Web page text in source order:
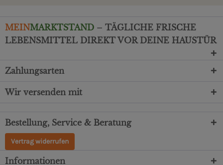
MEINMARKTSTAND – TÄGLICHE FRISCHE
LEBENSMITTEL DIREKT VOR DEINE HAUSTÜR
Zahlungsarten
Wir versenden mit
Bestellung, Service & Beratung
Vertrag widerrufen
Informationen